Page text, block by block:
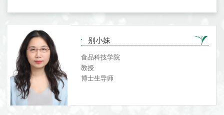
别小妹
食品科技学院
教授
博士生导师